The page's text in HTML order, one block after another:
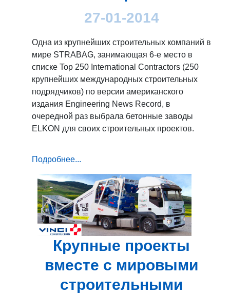
27-01-2014
Одна из крупнейших строительных компаний в
мире STRABAG, занимающая 6-е место в
списке Top 250 International Contractors (250
крупнейших международных строительных
подрядчиков) по версии американского
издания Engineering News Record, в
очередной раз выбрала бетонные заводы
ELKON для своих строительных проектов.
Подробнее...
Крупные проекты
вместе с мировыми
строительными